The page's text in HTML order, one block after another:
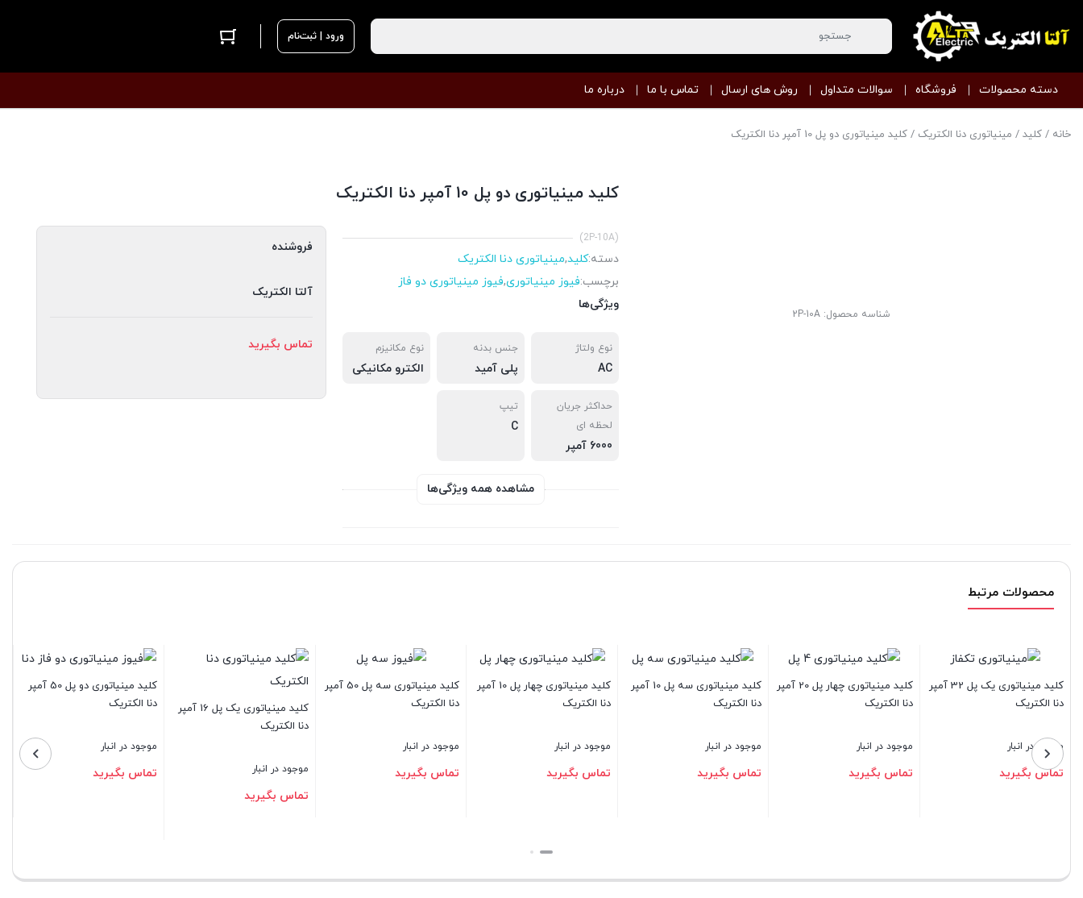
ورود | ثبت‌نام
دسته محصولات فروشگاه سوالات متداول روش های ارسال تماس با ما درباره ما
خانه / کلید / مینیاتوری دنا الکتریک / کلید مینیاتوری دو پل 10 آمپر دنا الکتریک
شناسه محصول:2P-10A
کلید مینیاتوری دو پل 10 آمپر دنا الکتریک
(2P-10A)
دسته:کلید,مینیاتوری دنا الکتریک
برچسب:فیوز مینیاتوری,فیوز مینیاتوری دو فاز
ویژگی‌ها
نوع ولتاژ
AC
جنس بدنه
پلی آمید
نوع مکانیزم
الکترو مکانیکی
حداکثر جریان
لحظه ای
6000 آمپر
تیپ
C
مشاهده همه ویژگی‌ها
فروشنده
آلتا الکتریک
تماس بگیرید
محصولات مرتبط
کلید مینیاتوری یک پل 32 آمپر
انبار
بگیرید
کلید مینیاتوری چهار پل 20 آمپر
دنا الکتریک
موجود در انبار
تماس بگیرید
کلید مینیاتوری سه پل 10 آمپر
دنا الکتریک
موجود در انبار
تماس بگیرید
کلید مینیاتوری چهار پل 10 آمپر
دنا الکتریک
موجود در انبار
تماس بگیرید
کلید مینیاتوری سه پل 50 آمپر
دنا الکتریک
موجود در انبار
تماس بگیرید
کلید مینیاتوری یک پل 16 آمپر
دنا الکتریک
موجود در انبار
تماس بگیرید
کلید مینیاتوری دو پل 50 آمپر
دنا الکتریک
موجود در انبار
تماس بگیرید
دنا الکتریک
تماس